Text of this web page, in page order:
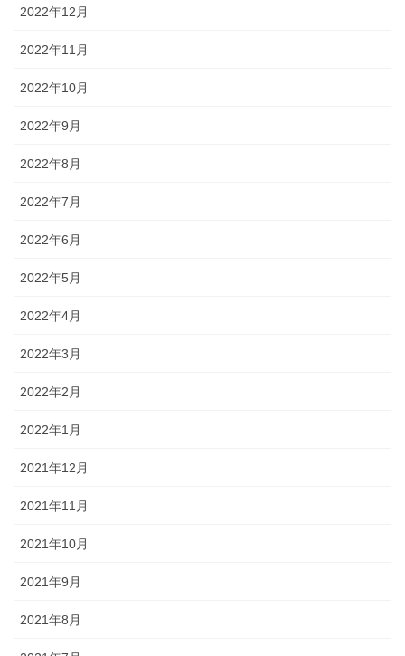
2022年12月
2022年11月
2022年10月
2022年9月
2022年8月
2022年7月
2022年6月
2022年5月
2022年4月
2022年3月
2022年2月
2022年1月
2021年12月
2021年11月
2021年10月
2021年9月
2021年8月